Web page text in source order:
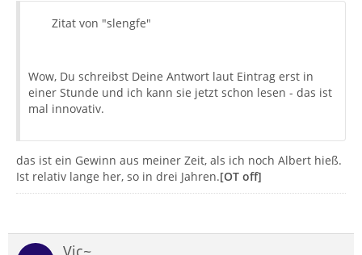
Zitat von "slengfe"
Wow, Du schreibst Deine Antwort laut Eintrag erst in
einer Stunde und ich kann sie jetzt schon lesen - das ist
mal innovativ.
das ist ein Gewinn aus meiner Zeit, als ich noch Albert hieß.
Ist relativ lange her, so in drei Jahren.[OT off]
Vic~